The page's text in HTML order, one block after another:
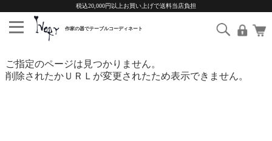
税込20,000円以上お買い上げで送料当店負担
ご指定のページは見つかりません。
削除されたかＵＲＬが変更されたため表示できません。